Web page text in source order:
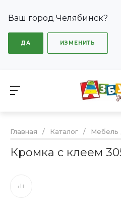
Ваш город Челябинск?
ДА ИЗМЕНИТЬ
Главная / Каталог / Мебель
Кромка с клеем